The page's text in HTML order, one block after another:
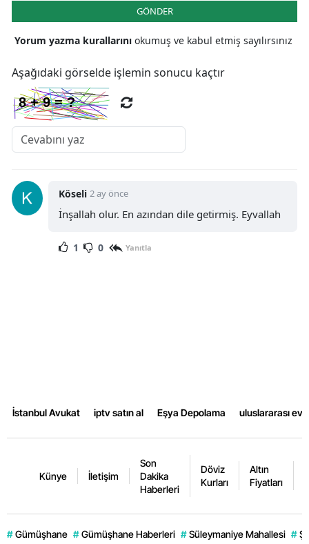
GÖNDER
Yorum yazma kurallarını okumuş ve kabul etmiş sayılırsınız
Aşağıdaki görselde işlemin sonucu kaçtır
Köseli 2 ay önce
İnşallah olur. En azından dile getirmiş. Eyvallah
1 0 Yanıtla
İstanbul Avukat iptv satın al Eşya Depolama uluslararası
Künye İletişim
Son
Dakika
Haberleri
Döviz
Kurları
Altın
Fiyatları
# Gümüşhane # Gümüşhane Haberleri # Süleymaniye Mahallesi #